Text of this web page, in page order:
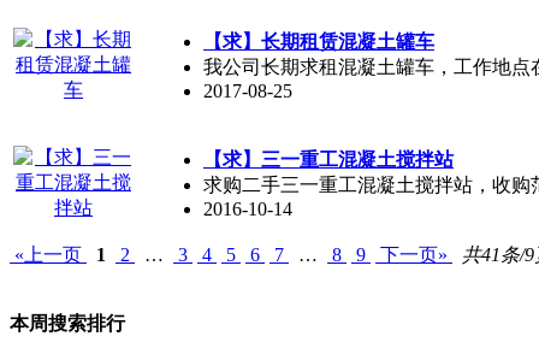
【求】长期租赁混凝土罐车
我公司长期求租混凝土罐车，工作地点
2017-08-25
【求】三一重工混凝土搅拌站
求购二手三一重工混凝土搅拌站，收购
2016-10-14
«上一页 1 2 … 3 4 5 6 7 … 8 9 下一页» 共41条/9
本周搜索排行